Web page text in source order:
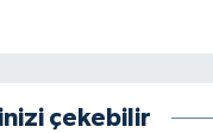
çekebilir